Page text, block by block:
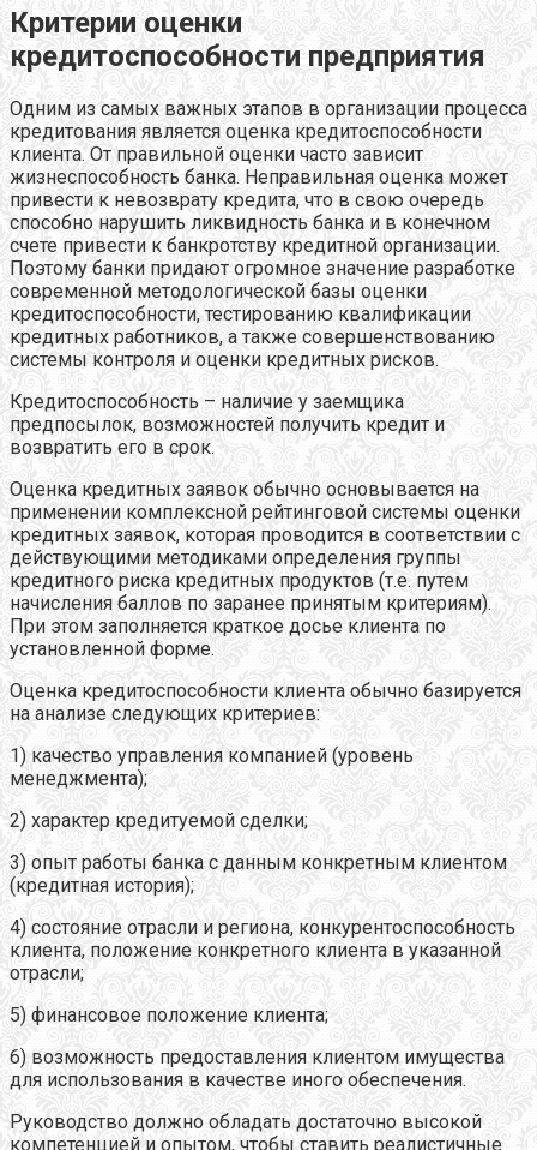
Критерии оценки
кредитоспособности предприятия
Одним из самых важных этапов в организации процесса
кредитования является оценка кредитоспособности
клиента. От правильной оценки часто зависит
жизнеспособность банка. Неправильная оценка может
привести к невозврату кредита, что в свою очередь
способно нарушить ликвидность банка и в конечном
счете привести к банкротству кредитной организации.
Поэтому банки придают огромное значение разработке
современной методологической базы оценки
кредитоспособности, тестированию квалификации
кредитных работников, а также совершенствованию
системы контроля и оценки кредитных рисков.
Кредитоспособность – наличие у заемщика
предпосылок, возможностей получить кредит и
возвратить его в срок.
Оценка кредитных заявок обычно основывается на
применении комплексной рейтинговой системы оценки
кредитных заявок, которая проводится в соответствии с
действующими методиками определения группы
кредитного риска кредитных продуктов (т.е. путем
начисления баллов по заранее принятым критериям).
При этом заполняется краткое досье клиента по
установленной форме.
Оценка кредитоспособности клиента обычно базируется
на анализе следующих критериев:
1) качество управления компанией (уровень
менеджмента);
2) характер кредитуемой сделки;
3) опыт работы банка с данным конкретным клиентом
(кредитная история);
4) состояние отрасли и региона, конкурентоспособность
клиента, положение конкретного клиента в указанной
отрасли;
5) финансовое положение клиента;
6) возможность предоставления клиентом имущества
для использования в качестве иного обеспечения.
Руководство должно обладать достаточно высокой
компетенцией и опытом, чтобы ставить реалистичные